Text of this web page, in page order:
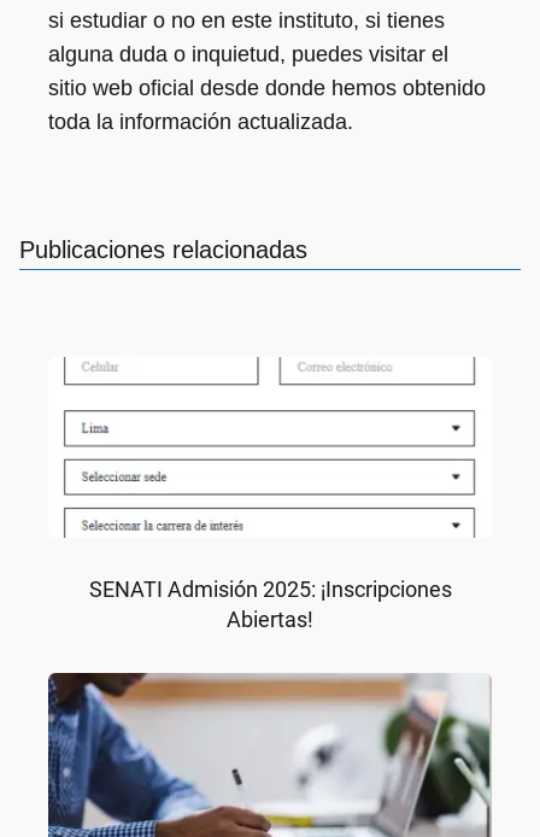
si estudiar o no en este instituto, si tienes
alguna duda o inquietud, puedes visitar el
sitio web oficial desde donde hemos obtenido
toda la información actualizada.
Publicaciones relacionadas
SENATI Admisión 2025: ¡Inscripciones
Abiertas!